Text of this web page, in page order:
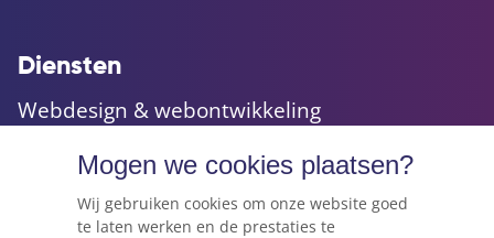
Diensten
Webdesign & webontwikkeling
Online marketing & advies
Hosting, e-mail & domeinnamen
Mogen we cookies plaatsen?
Wij gebruiken cookies om onze website goed
te laten werken en de prestaties te